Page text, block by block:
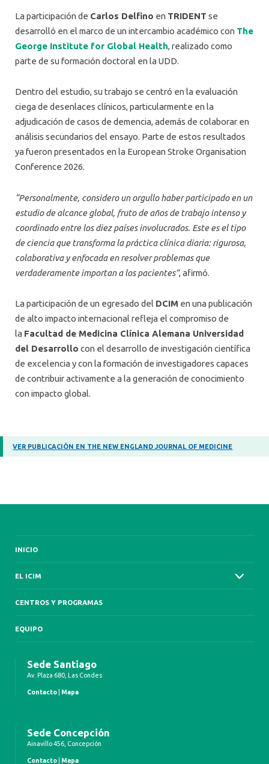
La participación de Carlos Delfino en TRIDENT se
desarrolló en el marco de un intercambio académico con The
George Institute for Global Health, realizado como
parte de su formación doctoral en la UDD.
Dentro del estudio, su trabajo se centró en la evaluación
ciega de desenlaces clínicos, particularmente en la
adjudicación de casos de demencia, además de colaborar en
análisis secundarios del ensayo. Parte de estos resultados
ya fueron presentados en la European Stroke Organisation
Conference 2026.
“Personalmente, considero un orgullo haber participado en un
estudio de alcance global, fruto de años de trabajo intenso y
coordinado entre los diez países involucrados. Este es el tipo
de ciencia que transforma la práctica clínica diaria: rigurosa,
colaborativa y enfocada en resolver problemas que
verdaderamente importan a los pacientes”, afirmó.
La participación de un egresado del DCIM en una publicación
de alto impacto internacional refleja el compromiso de
la Facultad de Medicina Clínica Alemana Universidad
del Desarrollo con el desarrollo de investigación científica
de excelencia y con la formación de investigadores capaces
de contribuir activamente a la generación de conocimiento
con impacto global.
VER PUBLICACIÓN EN THE NEW ENGLAND JOURNAL OF MEDICINE
INICIO
EL ICIM
CENTROS Y PROGRAMAS
EQUIPO
Sede Santiago
Av. Plaza 680, Las Condes
Contacto Mapa
Sede Concepción
Ainavillo 456, Concepción
Contacto Mapa